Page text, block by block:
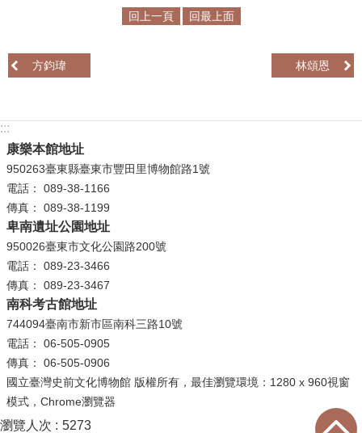
平
等
友
善
措
施
服
務
服
務
信
箱
網
站
導
覽
回上一頁 回最上面
方鈞瑋 林頌恩
:::
康樂本館地址
950263臺東縣臺東市豐田里博物館路1號
電話： 089-38-1166
傳真： 089-38-1199
卑南遺址公園地址
950026臺東市文化公園路200號
電話： 089-23-3466
傳真： 089-23-3467
南科考古館地址
744094臺南市新市區南科三路10號
電話： 06-505-0905
傳真： 06-505-0906
國立臺灣史前文化博物館 版權所有，最佳瀏覽環境：1280 x 960視窗
模式，Chrome瀏覽器
瀏覽人次 5273